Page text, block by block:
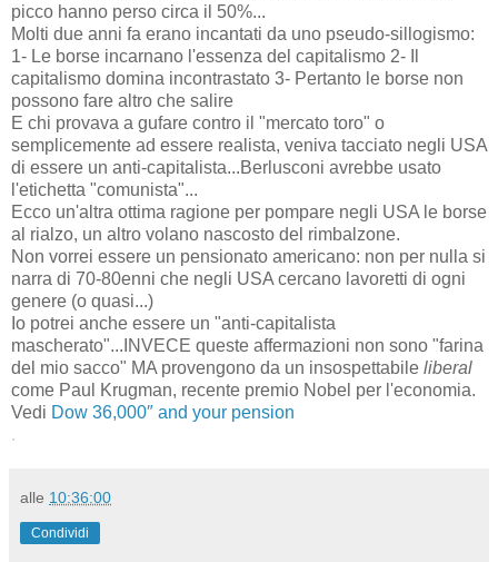
picco hanno perso circa il 50%...
Molti due anni fa erano incantati da uno pseudo-sillogismo:
1- Le borse incarnano l'essenza del capitalismo 2- Il
capitalismo domina incontrastato 3- Pertanto le borse non
possono fare altro che salire
E chi provava a gufare contro il "mercato toro" o
semplicemente ad essere realista, veniva tacciato negli USA
di essere un anti-capitalista...Berlusconi avrebbe usato
l'etichetta "comunista"...
Ecco un'altra ottima ragione per pompare negli USA le borse
al rialzo, un altro volano nascosto del rimbalzone.
Non vorrei essere un pensionato americano: non per nulla si
narra di 70-80enni che negli USA cercano lavoretti di ogni
genere (o quasi...)
Io potrei anche essere un "anti-capitalista
mascherato"...INVECE queste affermazioni non sono "farina
del mio sacco" MA provengono da un insospettabile liberal
come Paul Krugman, recente premio Nobel per l'economia.
Vedi Dow 36,000″ and your pension
.
alle 10:36:00
Condividi